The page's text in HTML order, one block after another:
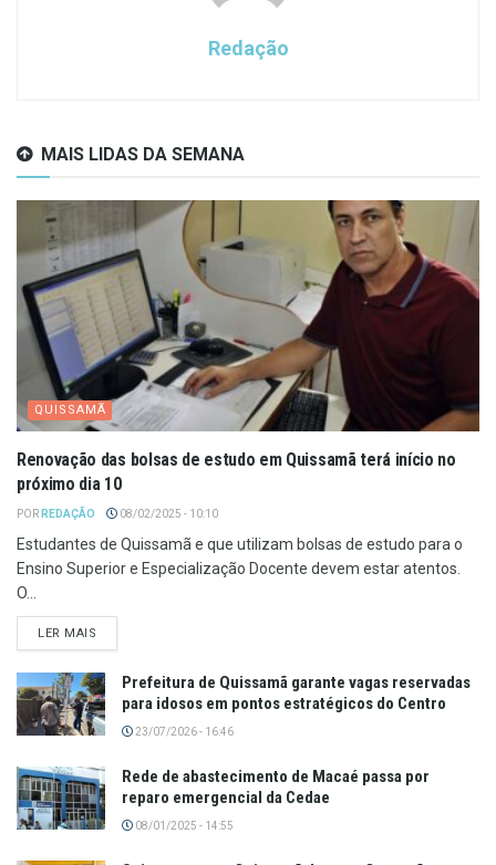
Redação
MAIS LIDAS DA SEMANA
QUISSAMÃ
Renovação das bolsas de estudo em Quissamã terá início no
próximo dia 10
POR REDAÇÃO 08/02/2025 - 10:10
Estudantes de Quissamã e que utilizam bolsas de estudo para o
Ensino Superior e Especialização Docente devem estar atentos.
O...
LER MAIS
Prefeitura de Quissamã garante vagas reservadas
para idosos em pontos estratégicos do Centro
23/07/2026 - 16:46
Rede de abastecimento de Macaé passa por
reparo emergencial da Cedae
08/01/2025 - 14:55